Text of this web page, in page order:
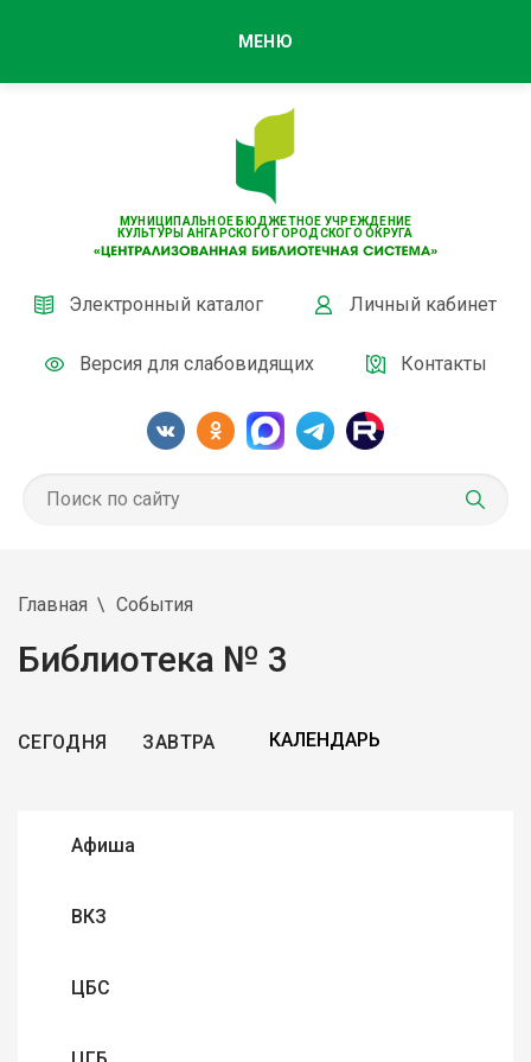
МУНИЦИПАЛЬНОЕ БЮДЖЕТНОЕ УЧРЕЖДЕНИЕ
КУЛЬТУРЫ АНГАРСКОГО ГОРОДСКОГО ОКРУГА
Электронный каталог Личный кабинет
Версия для слабовидящих Контакты
МЕНЮ
Главная События
Библиотека № 3
СЕГОДНЯ ЗАВТРА
Афиша
ВКЗ
ЦБС